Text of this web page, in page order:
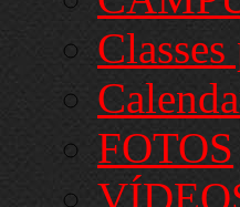
FOTOS